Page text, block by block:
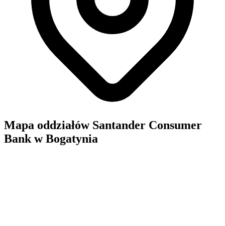
Mapa oddziałów Santander Consumer
Bank w Bogatynia